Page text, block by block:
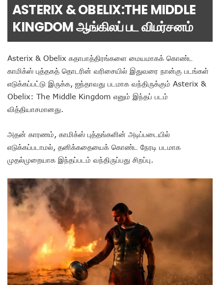
ASTERIX & OBELIX:THE MIDDLE
KINGDOM ஆங்கிலப் பட விமர்சனம்
Asterix & Obelix கதாபாத்திரங்களை மையமாகக் கொண்ட
காமிக்ஸ் புத்தகத் தொடரின் வரிசையில் இதுவரை நான்கு படங்கள்
எடுக்கப்பட்டு இருக்க, ஐந்தாவது படமாக வந்திருக்கும் Asterix &
Obelix: The Middle Kingdom எனும் இந்தப் படம்
வித்தியாசமானது.
அதன் காரணம், காமிக்ஸ் புத்தங்களின் அடிப்படையில்
எடுக்கப்படாமல், தனிக்கதையைக் கொண்ட நேரடி படமாக
முதல்முறையாக இந்தப்படம் வந்திருப்பது சிறப்பு.